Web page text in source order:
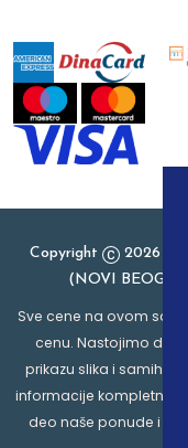
Copyright
2026
(NOVI
Sve cene na ovom sajtu
cenu. Nastojimo da
prikazu slika i samih
informacije kompletne i
deo naše ponude i ne